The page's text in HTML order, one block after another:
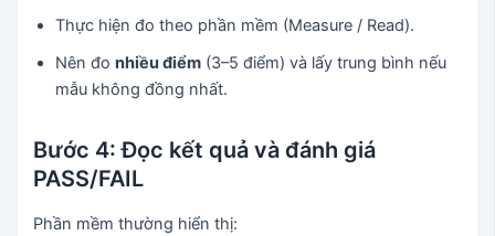
Thực hiện đo theo phần mềm (Measure / Read).
Nên đonhiều điểm (3–5 điểm) và lấy trung bình nếu
mẫu không đồng nhất.
Bước 4: Đọc kết quả và đánh giá
PASS/FAIL
Phần mềm thường hiển thị: